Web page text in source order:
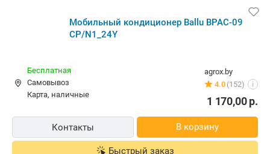
Мобильный кондиционер Ballu BPAC-09
CP/N1_24Y
agrox.by
4.0 (152) i
Бесплатная
Самовывоз
карта, наличные
1 170,00р.
Контакты В корзину
Быстрый заказ